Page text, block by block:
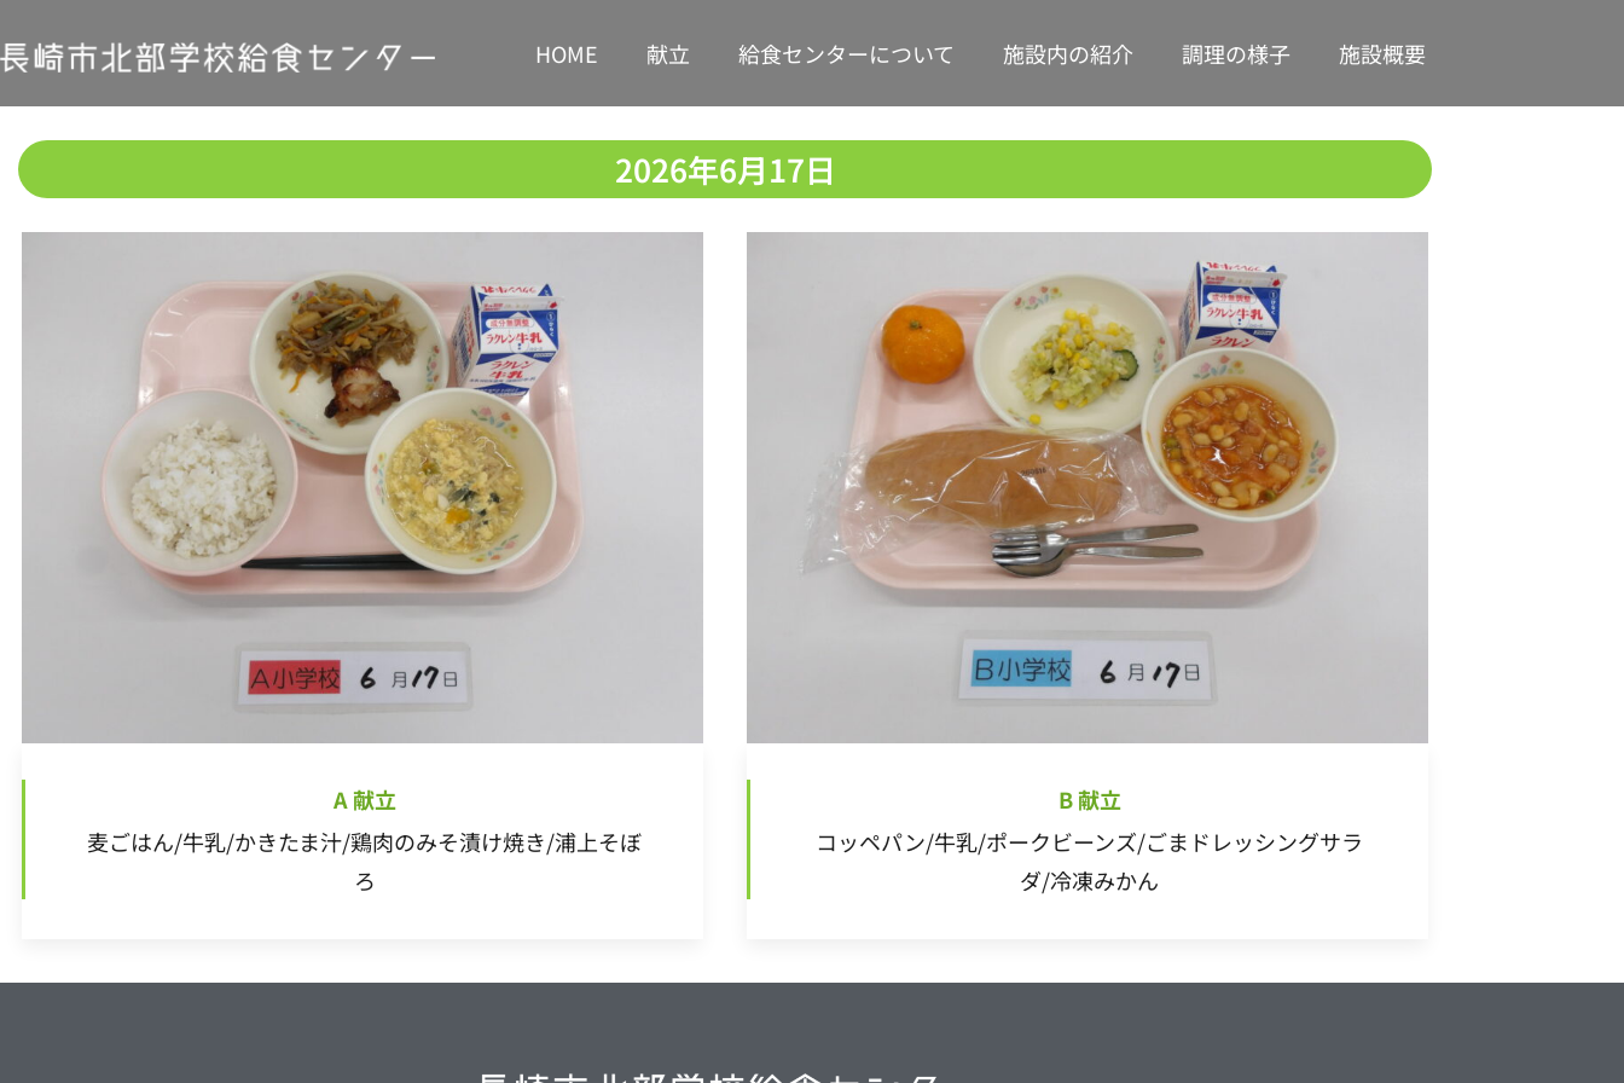
HOME 献立 給食センターについて 施設内の紹介 調理の様子 施設概要
2026年6月17日
A 献立
麦ごはん/牛乳/かきたま汁/鶏肉のみそ漬け焼き/浦上そぼ
ろ
B 献立
コッペパン/牛乳/ポークビーンズ/ごまドレッシングサラ
ダ/冷凍みかん